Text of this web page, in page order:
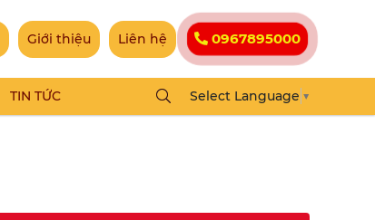
Giới thiệu Liên hệ 0967895000
TIN TỨC Select Language ▼